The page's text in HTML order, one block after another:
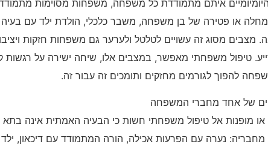
איתם מתמודדת כל משפחה, משפחות מסוימות
כמחלה או פטירה של בן משפחה, משבר כלכלי, הולדת ילד עם
מצבים מסוג זה עשויים לטלטל ולערער גם משפחות חזקות
טיפול משפחתי מאפשר, במצבים אלו, שיחה ישירה על רגשות
להפוך לגורמים מחזקים ותומכים זה עבור זה.
של אחד מחברי המשפחה
מופנות אל טיפול משפחתי חשות כי הבעיה האמתית אינה בתא
נערה עם הפרעות אכילה, הורה המתמודד עם דיכאון,